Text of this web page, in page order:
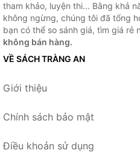
tham khảo, luyện thi... Bằng khả
không ngừng, chúng tôi đã tổng
bạn có thể so sánh giá, tìm giá rẻ
không bán hàng.
VỀ SÁCH TRÀNG AN
Giới thiệu
Chính sách bảo mật
Điều khoản sử dụng